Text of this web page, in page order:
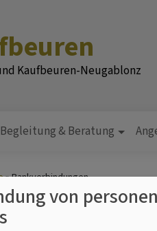
Kaufbeuren-Neugablonz
Begleitung & Beratung
Bankverbindungen
von